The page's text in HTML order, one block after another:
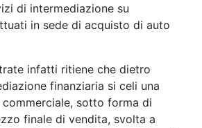
di intermediazione su
in sede di acquisto di auto
infatti ritiene che dietro
finanziaria si celi una
sotto forma di
finale di vendita, svolta a